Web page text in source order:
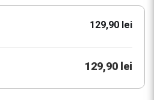
129,90 lei
129,90 lei